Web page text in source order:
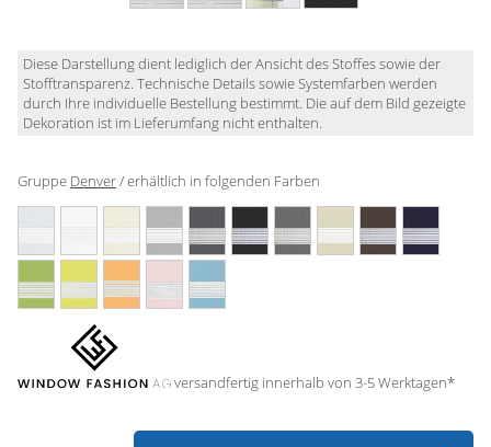
Gardinenstange
Stoffe
Panneaux
Diese Darstellung dient lediglich der Ansicht des Stoffes sowie der
Stofftransparenz. Technische Details sowie Systemfarben werden
durch Ihre individuelle Bestellung bestimmt. Die auf dem Bild gezeigte
Dekoration ist im Lieferumfang nicht enthalten.
Gruppe Denver/ erhältlich in folgenden Farben
versandfertig innerhalb von 3-5 Werktagen*